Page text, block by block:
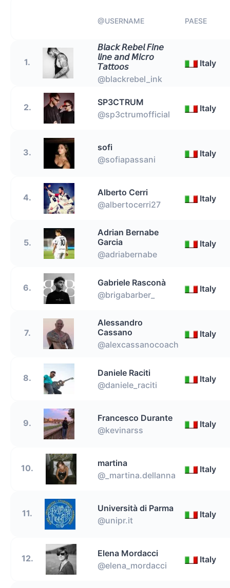
@USERNAME PAESE
1.
𝘉𝘭𝘢𝘤𝘬 𝘙𝘦𝘣𝘦𝘭 𝘍𝘪𝘯𝘦
𝘭𝘪𝘯𝘦 𝘢𝘯𝘥 𝘔𝘪𝘤𝘳𝘰
𝘛𝘢𝘵𝘵𝘰𝘰𝘴
@blackrebel_ink
Italy
2.
SP3CTRUM
@sp3ctrumofficial
Italy
3.
sofi
@sofiapassani
Italy
4.
Alberto Cerri
@albertocerri27
Italy
5.
Adrian Bernabe
Garcia
@adriabernabe
Italy
6.
Gabriele Rasconà
@brigabarber_
Italy
7.
Alessandro
Cassano
@alexcassanocoach
Italy
8.
Daniele Raciti
@daniele_raciti
Italy
9.
Francesco Durante
@kevinarss
Italy
10.
martina
@_martina.dellanna
Italy
11.
Università di Parma
@unipr.it
Italy
12.
Elena Mordacci
@elena_mordacci
Italy